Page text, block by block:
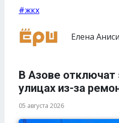
#жкх
Елена
В Азове отключат
улицах из-за
05 августа 2026